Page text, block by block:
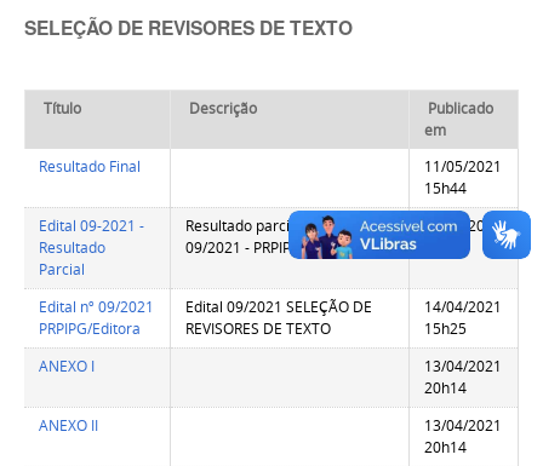
SELEÇÃO DE REVISORES DE TEXTO
Título Descrição
Publicado
em
Resultado Final
11/05/2021
15h44
Edital 09-2021 -
Resultado
Parcial
Resultado parcial do Edital
09/2021 - PRPIPG/IFPB
07/05/2021
Edital nº 09/2021
PRPIPG/Editora
Edital 09/2021 SELEÇÃO DE
REVISORES DE TEXTO
14/04/2021
15h25
ANEXO I
13/04/2021
20h14
ANEXO II
13/04/2021
20h14